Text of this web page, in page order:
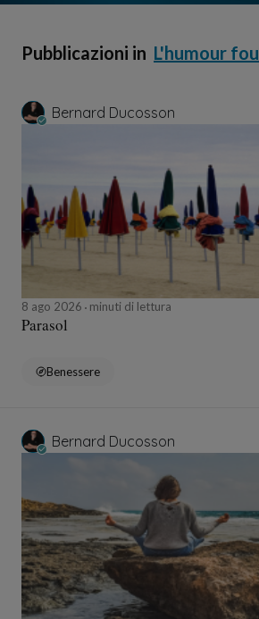
Pubblicazioni in L'humour fou
Bernard Ducosson
8 ago 2026 minuti di lettura
Parasol
Benessere
Bernard Ducosson